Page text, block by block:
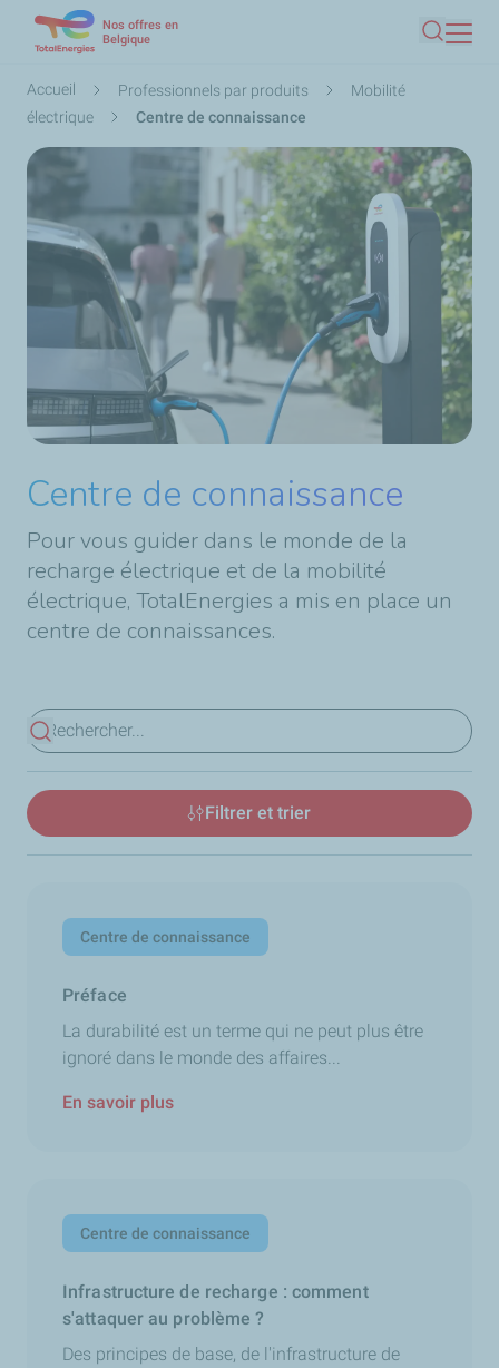
contenu
principal
Nos offres en
Belgique
Fil
d'Ariane
Accueil Professionnels par produits
Mobilité
électrique
Centre de connaissance
Centre de connaissance
Pour vous guider dans le monde de la
recharge électrique et de la mobilité
électrique, TotalEnergies a mis en place un
centre de connaissances.
Voir les résultats
Filtrer et trier
Centre de connaissance
Préface
La durabilité est un terme qui ne peut plus être
ignoré dans le monde des affaires...
En savoir plus
Centre de connaissance
Infrastructure de recharge : comment
s'attaquer au problème ?
Des principes de base, de l'infrastructure de